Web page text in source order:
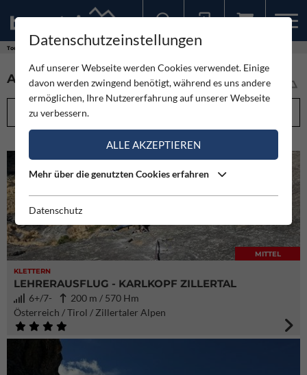
Touren
ALLE TOUREN IM ÜBERBLICK (5973)
FILTEROPTIONEN
KLETTERN
MITTEL
LEHRERAUSFLUG - KARLKOPF ZILLERTAL
6+/7-
200 m / 570 Hm
Österreich / Tirol / Zillertaler Alpen
Datenschutzeinstellungen
Auf unserer Webseite werden Cookies verwendet. Einige
davon werden zwingend benötigt, während es uns andere
ermöglichen, Ihre Nutzererfahrung auf unserer Webseite
zu verbessern.
ALLE AKZEPTIEREN
Mehr über die genutzten Cookies erfahren
Datenschutz